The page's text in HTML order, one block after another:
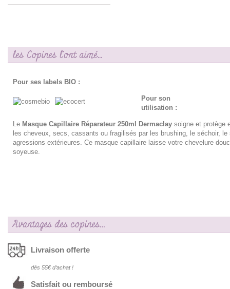
les Copines l'ont aimé...
Pour ses labels BIO :
Pour son
utilisation :
Le Masque Capillaire Réparateur 250ml Dermaclay soigne et protège
les cheveux, secs, cassants ou fragilisés par les brushing, le séchoir,
agressions extérieures. Ce masque capillaire laisse votre chevelure
soyeuse.
Avantages des copines…
Livraison offerte
dés 55€ d‘achat !
Satisfait ou remboursé